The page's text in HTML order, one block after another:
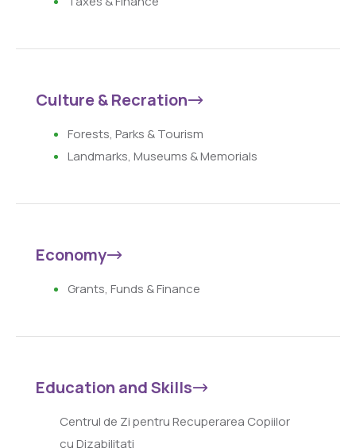
Culture & Recration
Forests, Parks & Tourism
Landmarks, Museums & Memorials
Economy
Grants, Funds & Finance
Education and Skills
Centrul de Zi pentru Recuperarea Copiilor
cu Dizabilitati